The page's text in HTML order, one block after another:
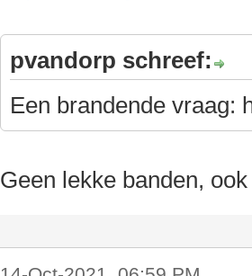
pvandorp schreef:
Een brandende vraag:
Geen lekke banden,